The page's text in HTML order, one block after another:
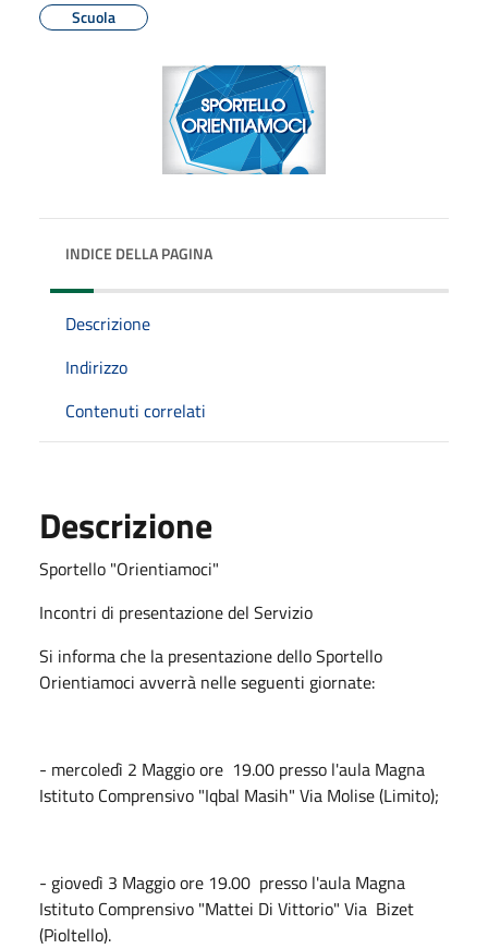
Scuola
INDICE DELLA PAGINA
Descrizione
Indirizzo
Contenuti correlati
Descrizione
Sportello "Orientiamoci"
Incontri di presentazione del Servizio
Si informa che la presentazione dello Sportello
Orientiamoci avverrà nelle seguenti giornate:
- mercoledì 2 Maggio ore 19.00 presso l'aula Magna
Istituto Comprensivo "Iqbal Masih" Via Molise (Limito);
- giovedì 3 Maggio ore 19.00 presso l'aula Magna
Istituto Comprensivo "Mattei Di Vittorio" Via Bizet
(Pioltello).